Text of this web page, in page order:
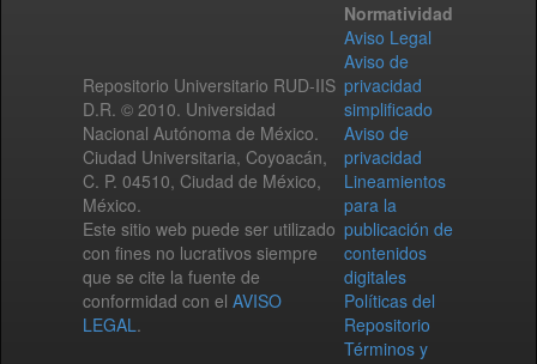
Repositorio Universitario RUD-IIS
D.R. © 2010. Universidad
Nacional Autónoma de México.
Ciudad Universitaria, Coyoacán,
C. P. 04510, Ciudad de México,
México.
Este sitio web puede ser utilizado
con fines no lucrativos siempre
que se cite la fuente de
conformidad con el AVISO
LEGAL.
Normatividad
Aviso Legal
Aviso de
privacidad
simplificado
Aviso de
privacidad
Lineamientos
para la
publicación de
contenidos
digitales
Políticas del
Repositorio
Términos y